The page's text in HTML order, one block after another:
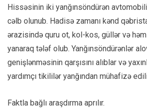
Hissəsinin iki yanğınsöndürən
cəlb olunub. Hadisə zamanı kənd
ərazisində quru ot, kol-kos, güllər və
yanaraq tələf olub. Yanğınsöndürənlər
genişlənməsinin qarşısını alıblar və
yardımçı tikililər yanğından mühafizə
Faktla bağlı araşdırma aprılır.